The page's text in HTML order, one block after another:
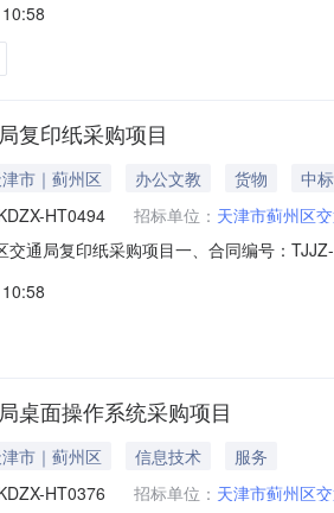
平区**********联系人：王萍联系电话：
复印纸采购项目
市｜蓟州区 办公文教 货物
中
HT0494 招标单位： 天津市蓟州区
交通局复印纸采购项目一、合同编号：
联系人：邓维娜联系电话：135******110
桌面操作系统采购项目
市｜蓟州区 信息技术
服务
HT0376 招标单位： 天津市蓟州区